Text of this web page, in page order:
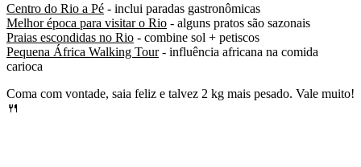
Centro do Rio a Pé - inclui paradas gastronômicas
Melhor época para visitar o Rio - alguns pratos são sazonais
Praias escondidas no Rio - combine sol + petiscos
Pequena África Walking Tour- influência africana na comida
carioca
Coma com vontade, saia feliz e talvez 2 kg mais pesado. Vale muito!
🍴